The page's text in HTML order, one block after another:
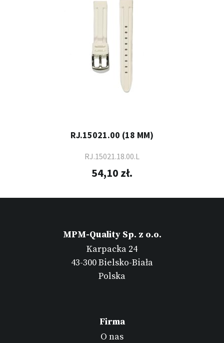
RJ.15021.00 (18 MM)
RJ.15021.18.00.L
54,10 zł.
MPM-Quality Sp. z o.o.
Karpacka 24
43-300 Bielsko-Biała
Polska
Firma
O nas